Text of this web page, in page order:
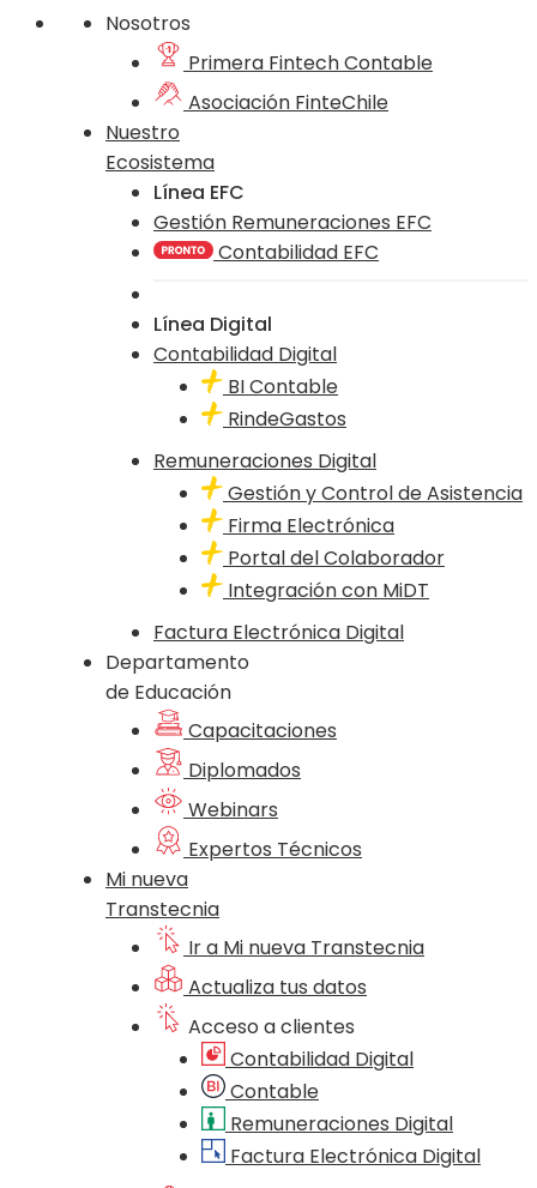
Nosotros
Primera Fintech Contable
Asociación FinteChile
Nuestro
Ecosistema
Línea EFC
Gestión Remuneraciones EFC
Contabilidad EFC
Línea Digital
Contabilidad Digital
BI Contable
RindeGastos
Remuneraciones Digital
Gestión y Control de Asistencia
Firma Electrónica
Portal del Colaborador
Integración con MiDT
Factura Electrónica Digital
Departamento
de Educación
Capacitaciones
Diplomados
Webinars
Expertos Técnicos
Mi nueva
Transtecnia
Ir a Mi nueva Transtecnia
Actualiza tus datos
Acceso a clientes
Contabilidad Digital
Contable
Remuneraciones Digital
Factura Electrónica Digital